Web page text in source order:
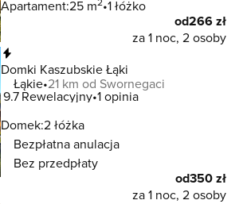
Apartament:25 m 1 łóżko
od266 zł
za 1 noc, 2 osoby
Domki Kaszubskie Łąki
Łąkie 21 km od Swornegaci
9.7Rewelacyjny 1 opinia
Domek:2 łóżka
Bezpłatna anulacja
Bez przedpłaty
od350 zł
za 1 noc, 2 osoby